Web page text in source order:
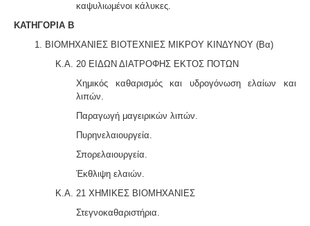
καψυλιωμένοι κάλυκες.
ΚΑΤΗΓΟΡΙΑ B
1. ΒΙΟΜΗΧΑΝΙΕΣ ΒΙΟΤΕΧΝΙΕΣ ΜΙΚΡΟΥ ΚΙΝΔΥΝΟΥ (Βα)
Κ.Α. 20 ΕΙΔΩΝ ΔΙΑΤΡΟΦΗΣ ΕΚΤΟΣ ΠΟΤΩΝ
Χημικός καθαρισμός και υδρογόνωση ελαίων και
λιπών.
Παραγωγή μαγειρικών λιπών.
Πυρηνελαιουργεία.
Σπορελαιουργεία.
Έκθλιψη ελαιών.
Κ.Α. 21 ΧΗΜΙΚΕΣ ΒΙΟΜΗΧΑΝΙΕΣ
Στεγνοκαθαριστήρια.